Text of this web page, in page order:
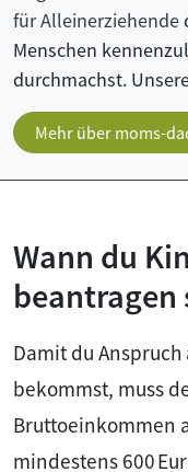
für Alleinerziehende
Menschen
durchmachst.
Mehr über moms-
Wann du
Damit du
bekommst, muss
Bruttoeinkommen
mindestens 600